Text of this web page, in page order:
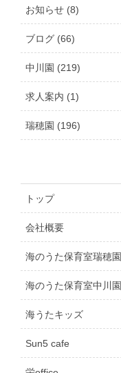
お知らせ (8)
ブログ (66)
中川園 (219)
求人案内 (1)
瑞穂園 (196)
トップ
会社概要
海のうた保育室瑞穂園
海のうた保育室中川園
海うたキッズ
Sun5 cafe